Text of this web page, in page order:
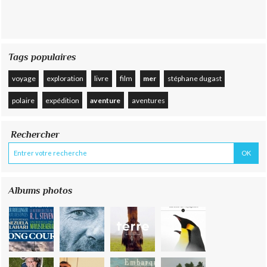
Tags populaires
voyage exploration livre film mer stéphane dugast
polaire expédition aventure aventures
Rechercher
Albums photos